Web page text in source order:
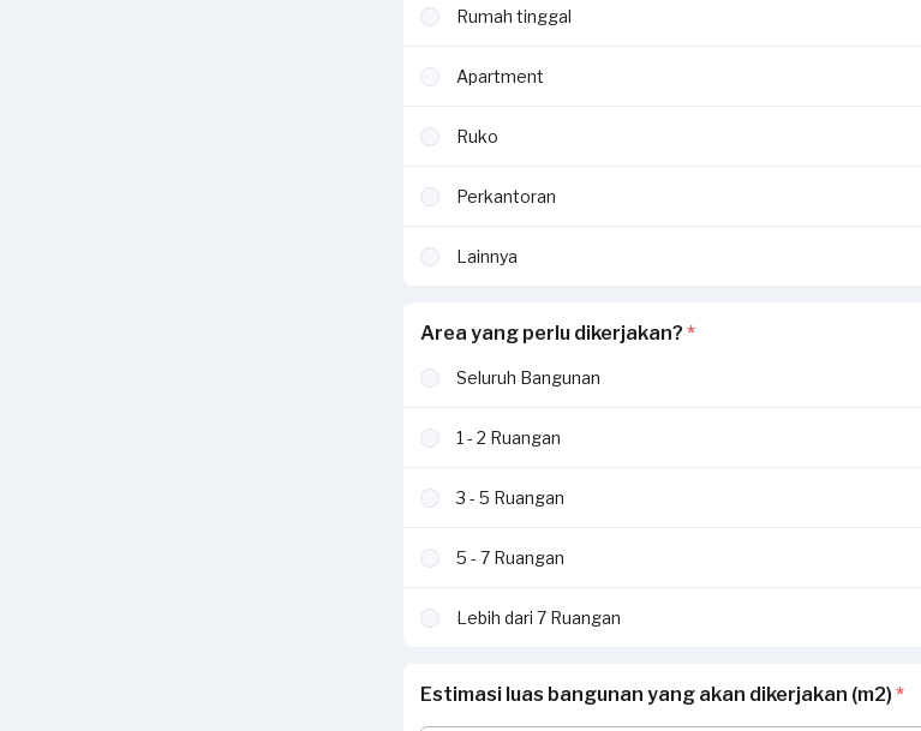
Rumah tinggal
Apartment
Ruko
Perkantoran
Lainnya
Area yang perlu dikerjakan? *
Seluruh Bangunan
1 - 2 Ruangan
3 - 5 Ruangan
5 - 7 Ruangan
Lebih dari 7 Ruangan
Estimasi luas bangunan yang akan dikerjakan (m2) *